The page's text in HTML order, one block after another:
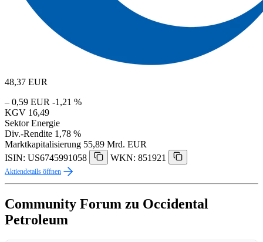
48,37 EUR
– 0,59 EUR -1,21 %
KGV 16,49
Sektor Energie
Div.-Rendite 1,78 %
Marktkapitalisierung 55,89 Mrd. EUR
ISIN: US6745991058
WKN: 851921
Aktiendetails öffnen
Community Forum zu Occidental
Petroleum